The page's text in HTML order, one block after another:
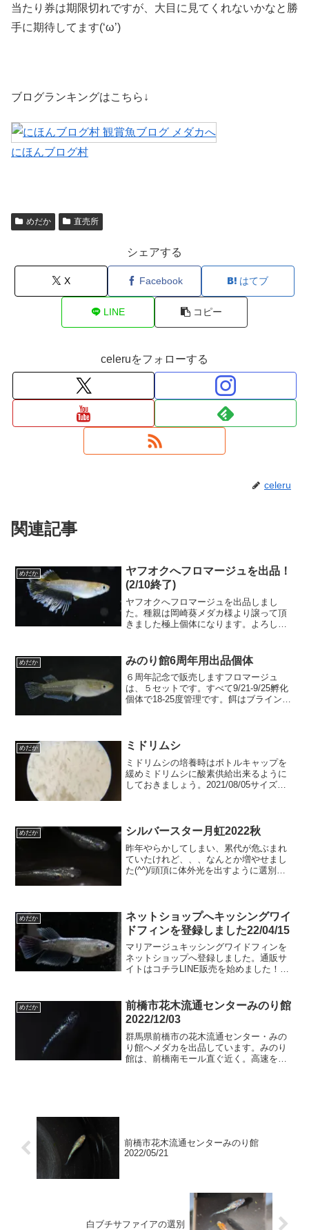
当たり券は期限切れですが、大目に見てくれないかなと勝
手に期待してます(‘ω’)
ブログランキングはこちら↓
にほんブログ村
めだか 直売所
シェアする
X Facebook はてブ
LINE コピー
celeruをフォローする
celeru
関連記事
めだか
ヤフオクへフロマージュを出品！
(2/10終了)
ヤフオクへフロマージュを出品しまし
た。種親は岡崎葵メダカ様より譲って頂
きました極上個体になります。よろしく
個体の一部を掲載します。極上の雄で
す。尻ビレの軟条が...
めだか みのり館6周年用出品個体
６周年記念で販売しますフロマージュ
は、５セットです。すべて9/21-9/25孵化
個体で18-25度管理です。餌はブラインと
分...
めだか ミドリムシ
ミドリムシの培養時はボトルキャップを
緩めミドリムシに酸素供給出来るように
しておきましょう。2021/08/05サイズは
定の効果を得た...
めだか シルバースター月虹2022秋
昨年やらかしてしまい、累代が危ぶまれ
ていたけれど、、、なんとか増やせまし
た(^^)/頭頂に体外光を出すように選別し
に月虹が見れる程度...
めだか
ネットショップへキッシングワイ
ドフィンを登録しました22/04/15
マリアージュキッシングワイドフィンを
ネットショップへ登録しました。通販サ
イトはコチラLINE販売を始めました！登
（数え間違えてなければ）23本ありま
す！危険な容器オー...
めだか
前橋市花木流通センターみのり館
2022/12/03
群馬県前橋市の花木流通センター・みの
り館へメダカを出品しています。みのり
館は、前橋南モール直ぐ近く。高速を挟
前橋市花木流通センターみのり館
2022/05/21
白ブチサファイアの選別